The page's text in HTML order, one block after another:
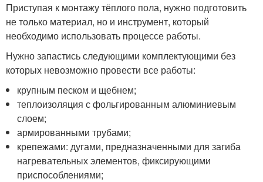
Приступая к монтажу тёплого пола, нужно подготовить
не только материал, но и инструмент, который
необходимо использовать процессе работы.
Нужно запастись следующими комплектующими без
которых невозможно провести все работы:
крупным песком и щебнем;
теплоизоляция с фольгированным алюминиевым
слоем;
армированными трубами;
крепежами: дугами, предназначенными для загиба
нагревательных элементов, фиксирующими
приспособлениями;